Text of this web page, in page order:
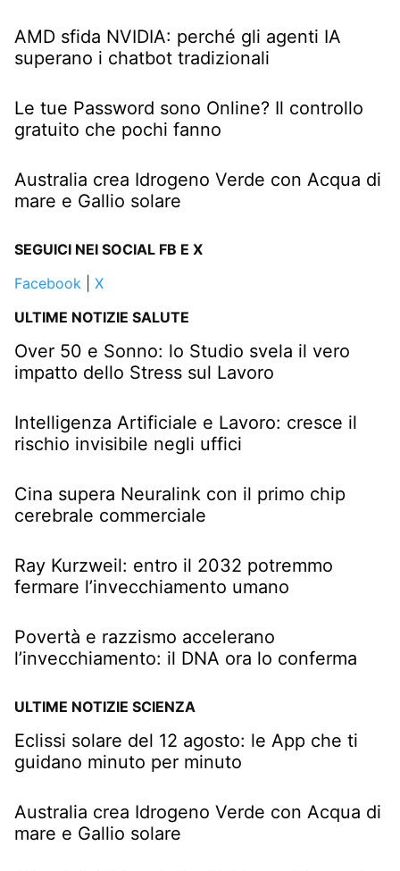
AMD sfida NVIDIA: perché gli agenti IA
superano i chatbot tradizionali
Le tue Password sono Online? Il controllo
gratuito che pochi fanno
Australia crea Idrogeno Verde con Acqua di
mare e Gallio solare
SEGUICI NEI SOCIAL FB E X
Facebook
X
ULTIME NOTIZIE SALUTE
Over 50 e Sonno: lo Studio svela il vero
impatto dello Stress sul Lavoro
Intelligenza Artificiale e Lavoro: cresce il
rischio invisibile negli uffici
Cina supera Neuralink con il primo chip
cerebrale commerciale
Ray Kurzweil: entro il 2032 potremmo
fermare l’invecchiamento umano
Povertà e razzismo accelerano
l’invecchiamento: il DNA ora lo conferma
ULTIME NOTIZIE SCIENZA
Eclissi solare del 12 agosto: le App che ti
guidano minuto per minuto
Australia crea Idrogeno Verde con Acqua di
mare e Gallio solare